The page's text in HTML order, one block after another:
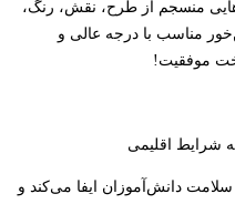
منسجم از طرح، نقش، رنگ،
مناسب با درجه عالی و
موفقیت!
شرایط اقلیمی
دانش‌آموزان ایفا می‌کند و